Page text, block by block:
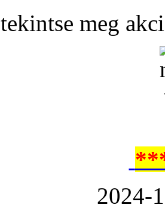
tekintse meg
2024-